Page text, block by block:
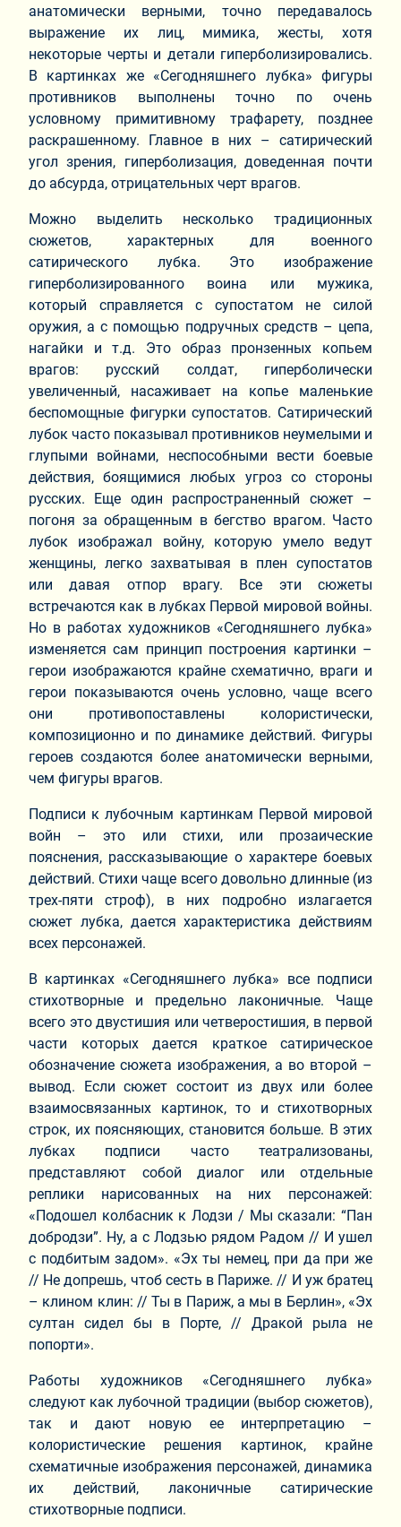
анатомически верными, точно передавалось
выражение их лиц, мимика, жесты, хотя
некоторые черты и детали гиперболизировались.
В картинках же «Сегодняшнего лубка» фигуры
противников выполнены точно по очень
условному примитивному трафарету, позднее
раскрашенному. Главное в них – сатирический
угол зрения, гиперболизация, доведенная почти
до абсурда, отрицательных черт врагов.
Можно выделить несколько традиционных
сюжетов, характерных для военного
сатирического лубка. Это изображение
гиперболизированного воина или мужика,
который справляется с супостатом не силой
оружия, а с помощью подручных средств – цепа,
нагайки и т.д. Это образ пронзенных копьем
врагов: русский солдат, гиперболически
увеличенный, насаживает на копье маленькие
беспомощные фигурки супостатов. Сатирический
лубок часто показывал противников неумелыми и
глупыми войнами, неспособными вести боевые
действия, боящимися любых угроз со стороны
русских. Еще один распространенный сюжет –
погоня за обращенным в бегство врагом. Часто
лубок изображал войну, которую умело ведут
женщины, легко захватывая в плен супостатов
или давая отпор врагу. Все эти сюжеты
встречаются как в лубках Первой мировой войны.
Но в работах художников «Сегодняшнего лубка»
изменяется сам принцип построения картинки –
герои изображаются крайне схематично, враги и
герои показываются очень условно, чаще всего
они противопоставлены колористически,
композиционно и по динамике действий. Фигуры
героев создаются более анатомически верными,
чем фигуры врагов.
Подписи к лубочным картинкам Первой мировой
войн – это или стихи, или прозаические
пояснения, рассказывающие о характере боевых
действий. Стихи чаще всего довольно длинные (из
трех-пяти строф), в них подробно излагается
сюжет лубка, дается характеристика действиям
всех персонажей.
В картинках «Сегодняшнего лубка» все подписи
стихотворные и предельно лаконичные. Чаще
всего это двустишия или четверостишия, в первой
части которых дается краткое сатирическое
обозначение сюжета изображения, а во второй –
вывод. Если сюжет состоит из двух или более
взаимосвязанных картинок, то и стихотворных
строк, их поясняющих, становится больше. В этих
лубках подписи часто театрализованы,
представляют собой диалог или отдельные
реплики нарисованных на них персонажей:
«Подошел колбасник к Лодзи / Мы сказали: “Пан
добродзи”. Ну, а с Лодзью рядом Радом // И ушел
с подбитым задом». «Эх ты немец, при да при же
// Не допрешь, чтоб сесть в Париже. // И уж братец
– клином клин: // Ты в Париж, а мы в Берлин», «Эх
султан сидел бы в Порте, // Дракой рыла не
попорти».
Работы художников «Сегодняшнего лубка»
следуют как лубочной традиции (выбор сюжетов),
так и дают новую ее интерпретацию –
колористические решения картинок, крайне
схематичные изображения персонажей, динамика
их действий, лаконичные сатирические
стихотворные подписи.